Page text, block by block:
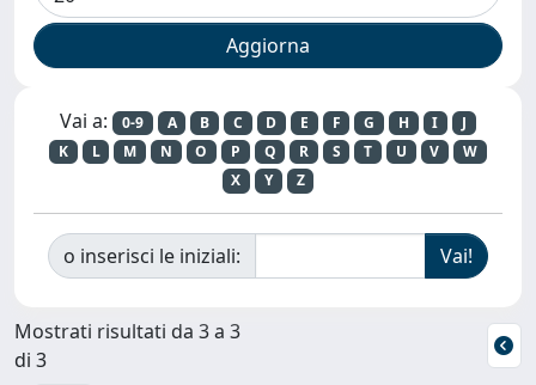
Vai a: 0-9 A B C D E F G H I
J
K
L M N O P Q R S T U V
W
X
Y Z
o inserisci le iniziali:
Mostrati risultati da 3 a 3
di 3